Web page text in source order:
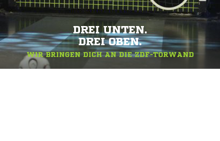
DREI UNTEN.
DREI OBEN.
WIR BRINGEN DICH AN DIE ZDF-TORWAND